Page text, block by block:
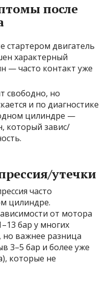
после
стартером двигатель
характерный
— часто контакт уже
свободно, но
и по диагностике
цилиндре —
который завис/
утечки
часто
цилиндре.
от мотора
бар у многих
но важнее разница
3–5 бар и более уже
которые не